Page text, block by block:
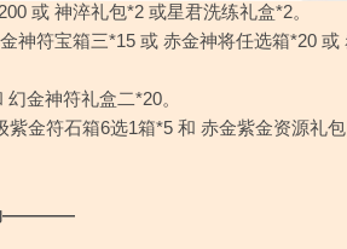
或 神淬礼包*2 或星君洗练礼盒*2。
神符宝箱三*15 或 赤金神将任选箱*20 或
幻金神符礼盒二*20。
紫金符石箱6选1箱*5 和 赤金紫金资源礼包
————